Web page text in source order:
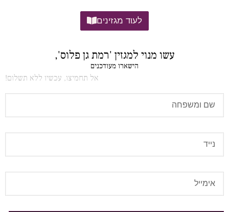
לעוד מגזינים
עשו מנוי למגזין 'רמת גן פלוס',
הישארו מעודכנים
אל תחמיצו, עכשיו ללא תשלום!